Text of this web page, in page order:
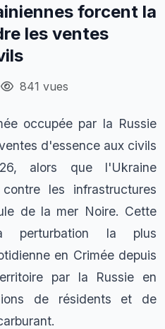
forcent la
les ventes
841 vues
occupée par la Russie
d'essence aux civils
alors que l'Ukraine
les infrastructures
de la mer Noire. Cette
perturbation la plus
en Crimée depuis
par la Russie en
de résidents et de